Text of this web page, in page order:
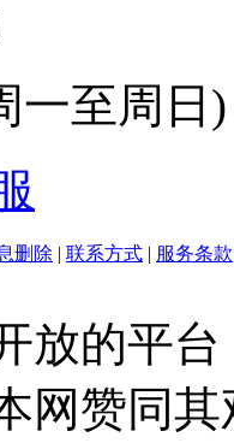
一至周日)
删除 | 联系方式 | 服务条款
放的平
网赞同